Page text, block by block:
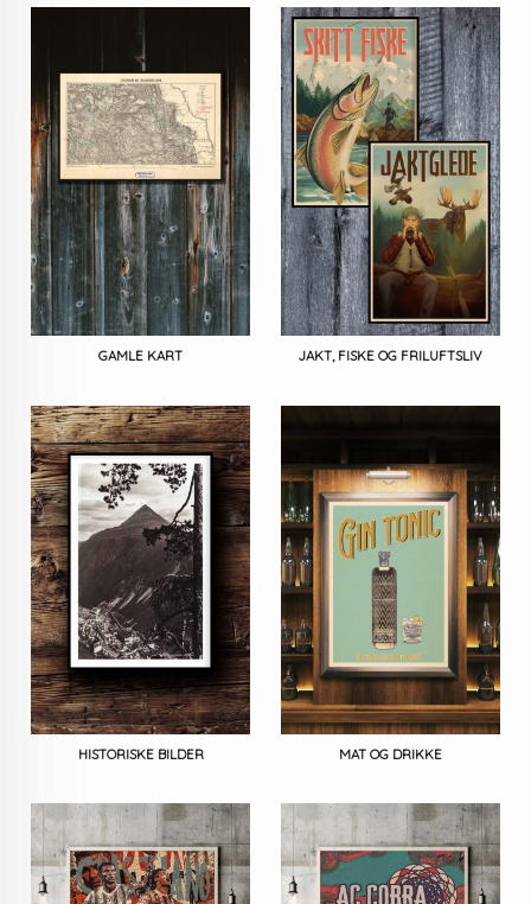
GAMLE KART JAKT, FISKE OG FRILUFTSLIV
HISTORISKE BILDER MAT OG DRIKKE